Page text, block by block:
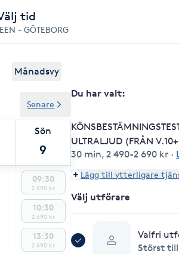
tid
- GÖTEBORG
Månadsvy
Sön
9
Senare
09:30
2 690 kr
10:30
2 690 kr
13:30
2 690 kr
Du har valt:
ULTRALJUD (FRÅN
30 min,2 490-2 690 kr ·
Lägg till ytterligare
Välj utförare
Valfri
Störst